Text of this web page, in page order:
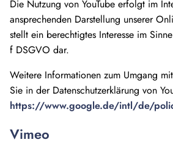
Die Nutzung von YouTube erfolgt im
ansprechenden Darstellung unserer
stellt ein berechtigtes Interesse im
f DSGVO dar.
Weitere Informationen zum Umgang
Sie in der Datenschutzerklärung von
https://www.google.de/intl/de/
Vimeo